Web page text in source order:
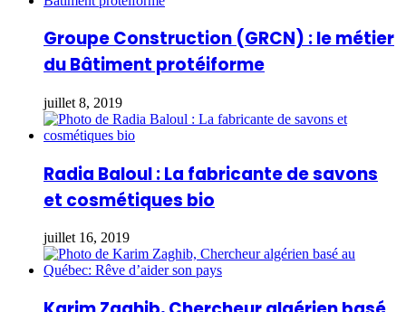
Groupe Construction (GRCN) : le métier
du Bâtiment protéiforme
juillet 8, 2019
Radia Baloul : La fabricante de savons
et cosmétiques bio
juillet 16, 2019